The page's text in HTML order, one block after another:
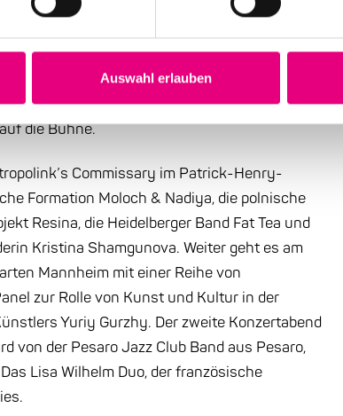
Auswahl erlauben
Vorträge und eine Podiumsdiskussion:
europäischen UNESCO Creative Cities
und damit eine breite Palette aus in
die Bühne.
Commissary im Patrick-Henry-
Formation Moloch & Nadiya, die polnische
Resina, die Heidelberger Band Fat Tea und
Kristina Shamgunova. Weiter geht es am
Mannheim mit einer Reihe von
zur Rolle von Kunst und Kultur in der
Yuriy Gurzhy. Der zweite Konzertabend
von der Pesaro Jazz Club Band aus Pesaro,
Lisa Wilhelm Duo, der französische